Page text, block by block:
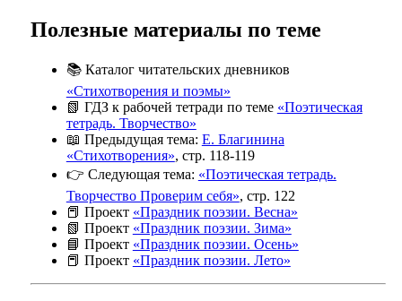
Полезные материалы по теме
📚 Каталог читательских дневников
«Стихотворения и поэмы»
📗 ГДЗ к рабочей тетради по теме «Поэтическая
тетрадь. Творчество»
📖 Предыдущая тема: Е. Благинина
«Стихотворения», стр. 118-119
👉 Следующая тема: «Поэтическая тетрадь.
Творчество Проверим себя», стр. 122
📕 Проект «Праздник поэзии. Весна»
📗 Проект «Праздник поэзии. Зима»
📘 Проект «Праздник поэзии. Осень»
📕 Проект «Праздник поэзии. Лето»